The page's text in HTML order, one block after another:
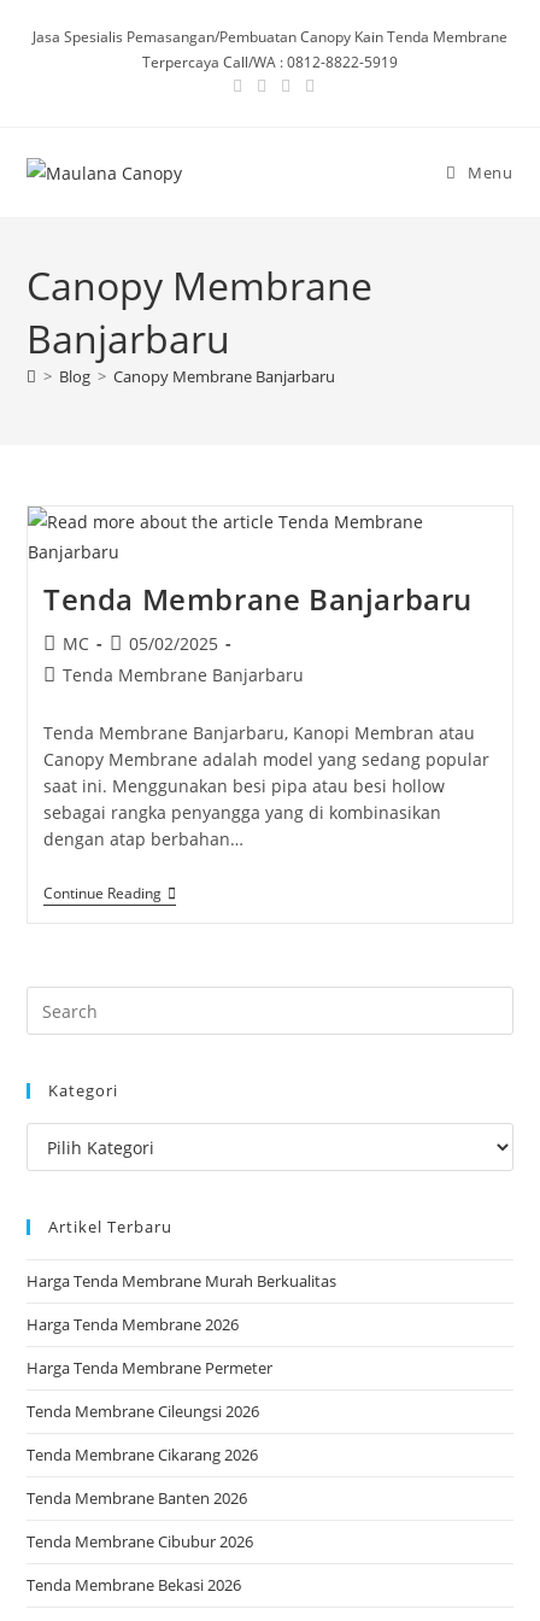
Jasa Spesialis Pemasangan/Pembuatan Canopy Kain Tenda Membrane
Terpercaya Call/WA : 0812-8822-5919
Menu
Canopy Membrane
Banjarbaru
> Blog > Canopy Membrane Banjarbaru
Tenda Membrane Banjarbaru
Post
author:
MC
Post
published:
05/02/2025
PostTenda Membrane Banjarbaru
Tenda Membrane Banjarbaru, Kanopi Membran atau
Canopy Membrane adalah model yang sedang popular
saat ini. Menggunakan besi pipa atau besi hollow
sebagai rangka penyangga yang di kombinasikan
dengan atap berbahan…
Continue ReadingTenda
Membrane
the
Kategori
Kategori
Artikel Terbaru
Harga Tenda Membrane Murah Berkualitas
Harga Tenda Membrane 2026
Harga Tenda Membrane Permeter
Tenda Membrane Cileungsi 2026
Tenda Membrane Cikarang 2026
Tenda Membrane Banten 2026
Tenda Membrane Cibubur 2026
Tenda Membrane Bekasi 2026